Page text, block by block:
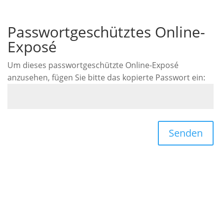
Passwortgeschütztes Online-
Exposé
Um dieses passwortgeschützte Online-Exposé
anzusehen, fügen Sie bitte das kopierte Passwort ein:
Senden